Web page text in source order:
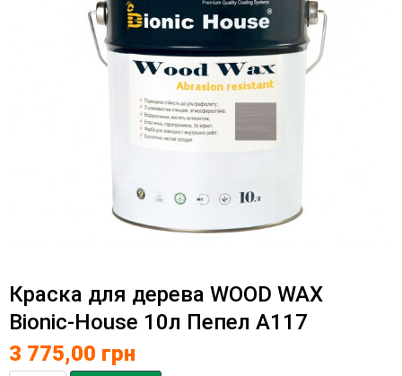
Краска для дерева WOOD WAX
Bionic-House 10л Пепел А117
3 775,00 грн